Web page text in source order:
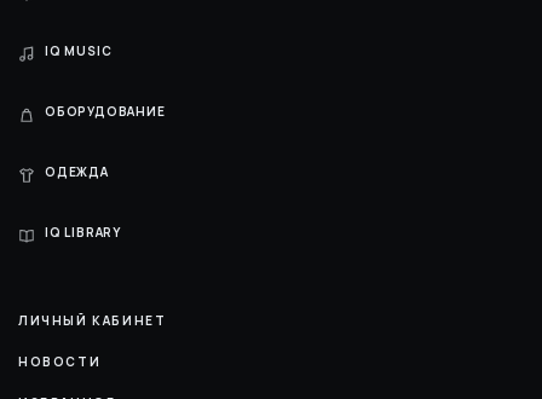
IQ MUSIC
ОБОРУДОВАНИЕ
ОДЕЖДА
IQ LIBRARY
ЛИЧНЫЙ КАБИНЕТ
НОВОСТИ